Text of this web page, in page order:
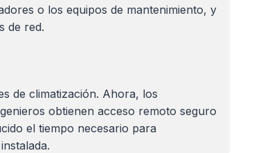
o los equipos de mantenimiento, y
de red.
de climatización. Ahora, los
obtienen acceso remoto seguro
el tiempo necesario para